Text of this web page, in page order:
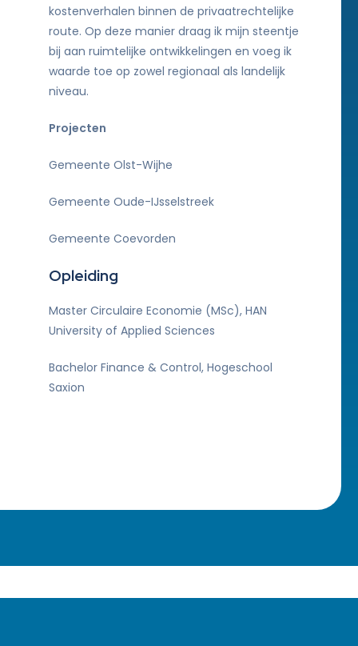
kostenverhalen binnen de privaatrechtelijke
route. Op deze manier draag ik mijn steentje
bij aan ruimtelijke ontwikkelingen en voeg ik
waarde toe op zowel regionaal als landelijk
niveau.
Projecten
Gemeente Olst-Wijhe
Gemeente Oude-IJsselstreek
Gemeente Coevorden
Opleiding
Master Circulaire Economie (MSc), HAN
University of Applied Sciences
Bachelor Finance & Control, Hogeschool
Saxion